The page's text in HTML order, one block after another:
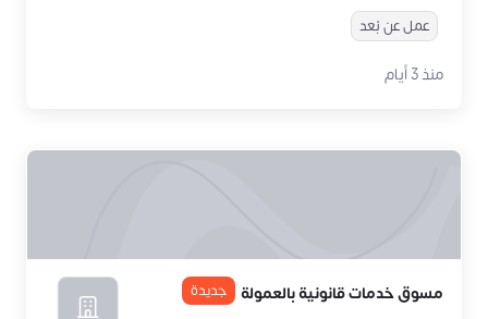
عمل عن بُعد
منذ 3 أيام
مسوق خدمات قانونية بالعمولة جديدة